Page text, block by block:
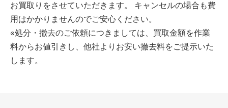
お買取りをさせていただきます。 キャンセルの場合も費
用はかかりませんのでご安心ください。
※処分・撤去のご依頼につきましては、買取金額を作業
料からお値引きし、他社よりお安い撤去料をご提示いた
します。